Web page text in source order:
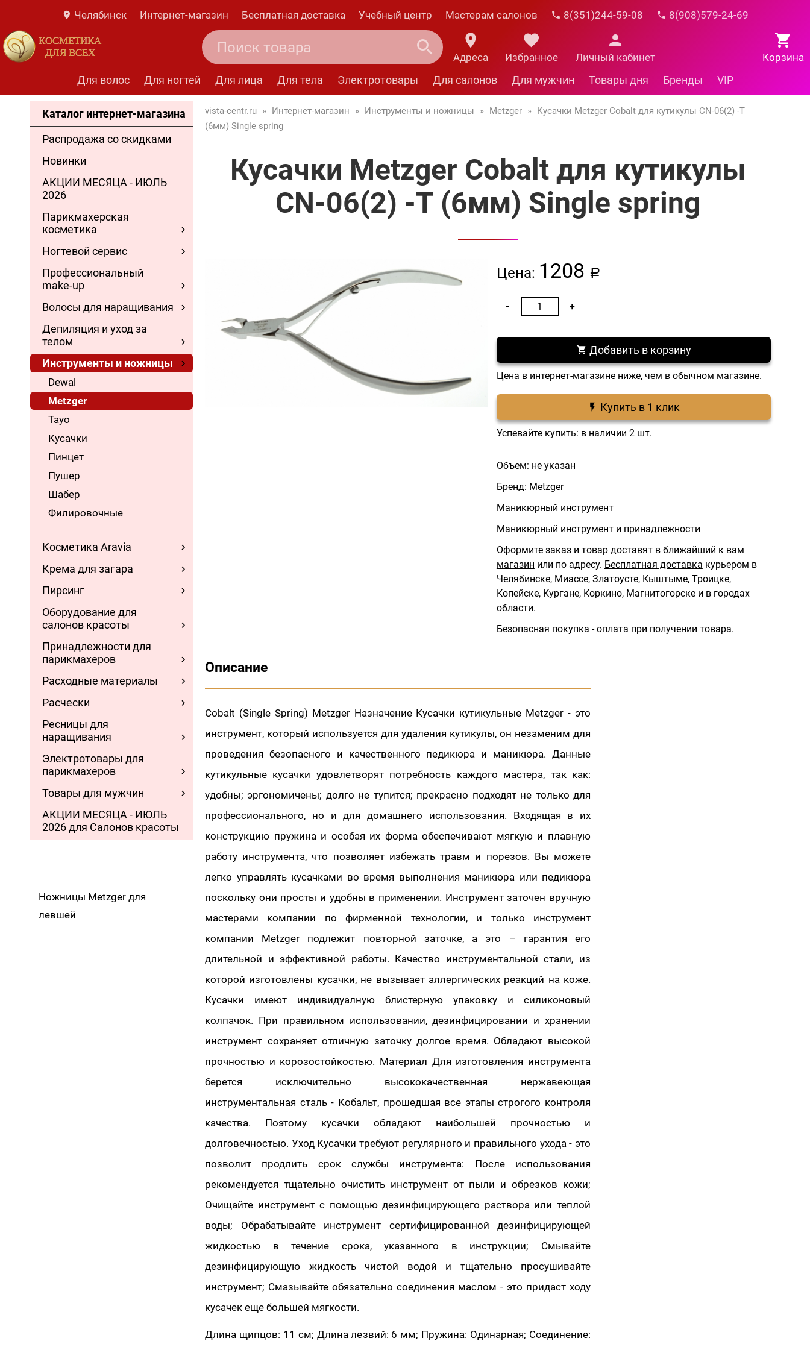
Челябинск Интернет-магазин Бесплатная доставка Учебный центр Мастерам салонов 8(351)244-59-08 8(908)579-24-69
КОСМЕТИКА
ДЛЯ ВСЕХ
Корзина
Адреса Избранное Личный кабинет
Для волос Для ногтей Для лица Для тела Электротовары Для салонов Для мужчин Товары дня Бренды VIP
Каталог интернет-магазина
Распродажа со скидками
Новинки
АКЦИИ МЕСЯЦА - ИЮЛЬ
2026
Парикмахерская
косметика
Ногтевой сервис
Профессиональный
make-up
Волосы для наращивания
Депиляция и уход за
телом
Инструменты и ножницы
Dewal
Metzger
Tayo
Кусачки
Пинцет
Пушер
Шабер
Филировочные
Косметика Aravia
Крема для загара
Пирсинг
Оборудование для
салонов красоты
Принадлежности для
парикмахеров
Расходные материалы
Расчески
Ресницы для
наращивания
Электротовары для
парикмахеров
Товары для мужчин
АКЦИИ МЕСЯЦА - ИЮЛЬ
2026 для Салонов красоты
Ножницы Metzger для
левшей
vista-centr.ru » Интернет-магазин » Инструменты и ножницы » Metzger » Кусачки Metzger Cobalt для кутикулы CN-06(2) -Т
(6мм) Single spring
Кусачки Metzger Cobalt для кутикулы
CN-06(2) -Т (6мм) Single spring
Цена: 1208 a
Добавить в корзину
Цена в интернет-магазине ниже, чем в обычном магазине.
Купить в 1 клик
Успевайте купить: в наличии 2 шт.
Объем: не указан
Бренд: Metzger
Маникюрный инструмент
Маникюрный инструмент и принадлежности
Оформите заказ и товар доставят в ближайший к вам
магазин или по адресу. Бесплатная доставка курьером в
Челябинске, Миассе, Златоусте, Кыштыме, Троицке,
Копейске, Кургане, Коркино, Магнитогорске и в городах
области.
Безопасная покупка - оплата при получении товара.
Описание
Cobalt (Single Spring) Metzger Назначение Кусачки кутикульные Metzger - это
инструмент, который используется для удаления кутикулы, он незаменим для
проведения безопасного и качественного педикюра и маникюра. Данные
кутикульные кусачки удовлетворят потребность каждого мастера, так как:
удобны; эргономичены; долго не тупится; прекрасно подходят не только для
профессионального, но и для домашнего использования. Входящая в их
конструкцию пружина и особая их форма обеспечивают мягкую и плавную
работу инструмента, что позволяет избежать травм и порезов. Вы можете
легко управлять кусачками во время выполнения маникюра или педикюра
поскольку они просты и удобны в применении. Инструмент заточен вручную
мастерами компании по фирменной технологии, и только инструмент
компании Metzger подлежит повторной заточке, а это – гарантия его
длительной и эффективной работы. Качество инструментальной стали, из
которой изготовлены кусачки, не вызывает аллергических реакций на коже.
Кусачки имеют индивидуалную блистерную упаковку и силиконовый
колпачок. При правильном использовании, дезинфицировании и хранении
инструмент сохраняет отличную заточку долгое время. Обладают высокой
прочностью и корозостойкостью. Материал Для изготовления инструмента
берется исключительно высококачественная нержавеющая
инструментальная сталь - Кобальт, прошедшая все этапы строгого контроля
качества. Поэтому кусачки обладают наибольшей прочностью и
долговечностью. Уход Кусачки требуют регулярного и правильного ухода - это
позволит продлить срок службы инструмента: После использования
рекомендуется тщательно очистить инструмент от пыли и обрезков кожи;
Очищайте инструмент с помощью дезинфицирующего раствора или теплой
воды; Обрабатывайте инструмент сертифицированной дезинфицирующей
жидкостью в течение срока, указанного в инструкции; Смывайте
дезинфицирующую жидкость чистой водой и тщательно просушивайте
инструмент; Смазывайте обязательно соединения маслом - это придаст ходу
кусачек еще большей мягкости.
Длина щипцов: 11 см; Длина лезвий: 6 мм; Пружина: Одинарная; Соединение: